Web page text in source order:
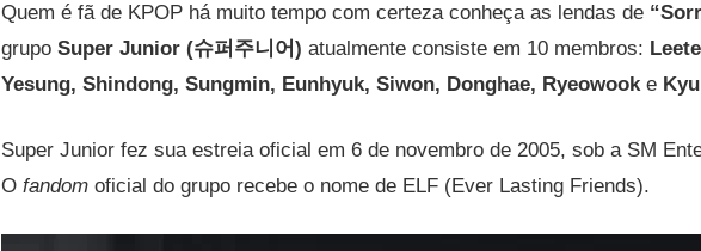
Quem é fã de KPOP há muito tempo com certeza conheça as lendas de
grupoSuper Junior (슈퍼주니어) atualmente consiste em 10 membros:
Yesung, Shindong, Sungmin, Eunhyuk, Siwon, Donghae, Ryeowooke
Super Junior fez sua estreia oficial em 6 de novembro de 2005, sob a SM
Ofandom oficial do grupo recebe o nome de ELF (Ever Lasting Friends).